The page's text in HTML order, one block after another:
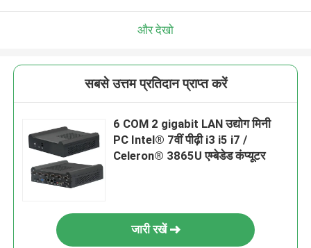
और देखो
सबसे उत्तम प्रतिदान प्राप्त करें
6 COM 2 gigabit LAN उद्योग मिनी
PC Intel® 7वीं पीढ़ी i3 i5 i7 /
Celeron® 3865U एम्बेडेड कंप्यूटर
जारी रखें